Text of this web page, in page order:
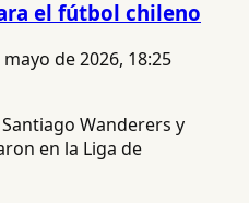
el fútbol chileno
mayo de 2026, 18:25